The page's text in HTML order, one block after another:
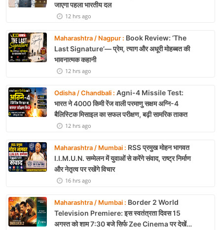
जाएगा पहला भारतीय दल
12 hrs ago
Maharashtra / Nagpur : Book Review: ‘The
Last Signature’— प्रेम, त्याग और अधूरी मोहब्बत की
भावनात्मक कहानी
12 hrs ago
Odisha / Chandbali : Agni-4 Missile Test:
भारत ने 4000 किमी रेंज वाली परमाणु सक्षम अग्नि-4
बैलिस्टिक मिसाइल का सफल परीक्षण, बढ़ी सामरिक ताकत
12 hrs ago
Maharashtra / Mumbai : RSS प्रमुख मोहन भागवत
I.I.M.U.N. सम्मेलन में युवाओं से करेंगे संवाद, राष्ट्र निर्माण
और नेतृत्व पर रखेंगे विचार
16 hrs ago
Maharashtra / Mumbai : Border 2 World
Television Premiere: इस स्वतंत्रता दिवस 15
अगस्त को शाम 7:30 बजे सिर्फ Zee Cinema पर देखें